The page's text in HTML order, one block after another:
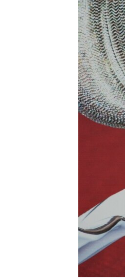
ПОДПИШИТЕСЬ НА РАССЫЛКУ